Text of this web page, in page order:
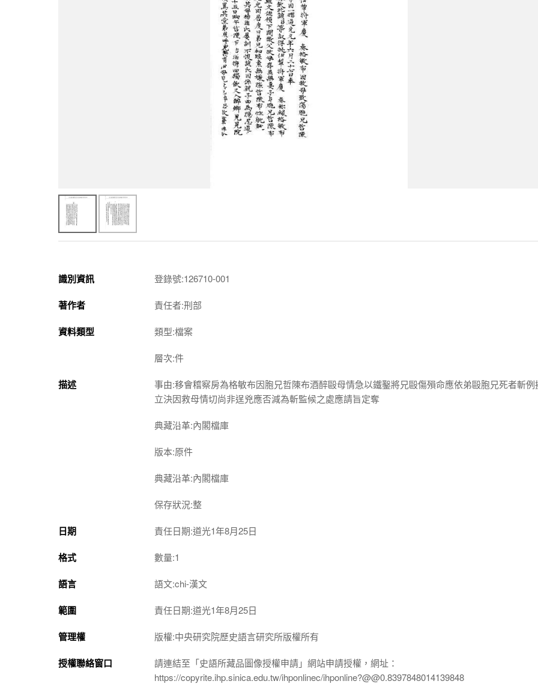
識別資訊 登錄號:126710-001
著作者 責任者:刑部
資料類型 類型:檔案
層次:件
描述
事由:移會稽察房為格敏布因胞兄哲陳布酒醉毆母情急以鐵鑿將兄毆傷殞命應依弟毆胞兄死者斬例
立決因救母情切尚非逞兇應否減為斬監候之處應請旨定奪
典藏沿革:內閣檔庫
版本:原件
典藏沿革:內閣檔庫
保存狀況:整
日期 責任日期:道光1年8月25日
格式 數量:1
語言 語文:chi-漢文
範圍 責任日期:道光1年8月25日
管理權 版權:中央研究院歷史語言研究所版權所有
授權聯絡窗口
請連結至「史語所藏品圖像授權申請」網站申請授權，網址：
https://copyrite.ihp.sinica.edu.tw/ihponlinec/ihponline?@@0.8397848014139848